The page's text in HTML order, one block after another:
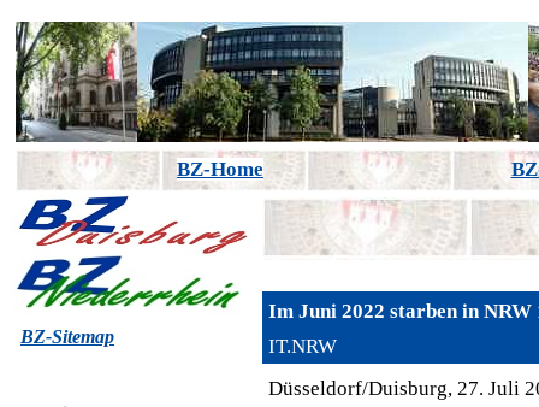
BZ-Home
BZ-Sitemap
Im Juni 2022 starben in NRW
IT.NRW
Düsseldorf/Duisburg, 27. Juli